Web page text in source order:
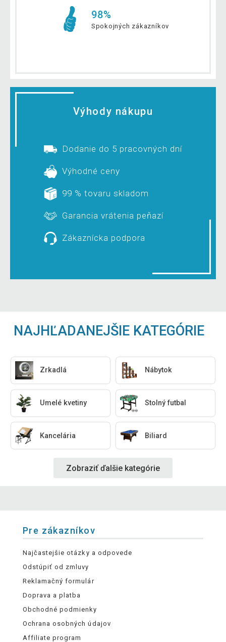
98%
Spokojných zákazníkov
Výhody nákupu
Dodanie do 5 pracovných dní
Výhodné ceny
99 % tovaru skladom
Garancia vrátenia peňazí
Zákaznícka podpora
NAJHĽADANEJŠIE KATEGÓRIE
Zrkadlá Nábytok
Umelé kvetiny Stolný futbal
Kancelária Biliard
Zobraziť ďalšie kategórie
Pre zákazníkov
Najčastejšie otázky a odpovede
Odstúpiť od zmluvy
Reklamačný formulár
Doprava a platba
Obchodné podmienky
Ochrana osobných údajov
Affiliate program